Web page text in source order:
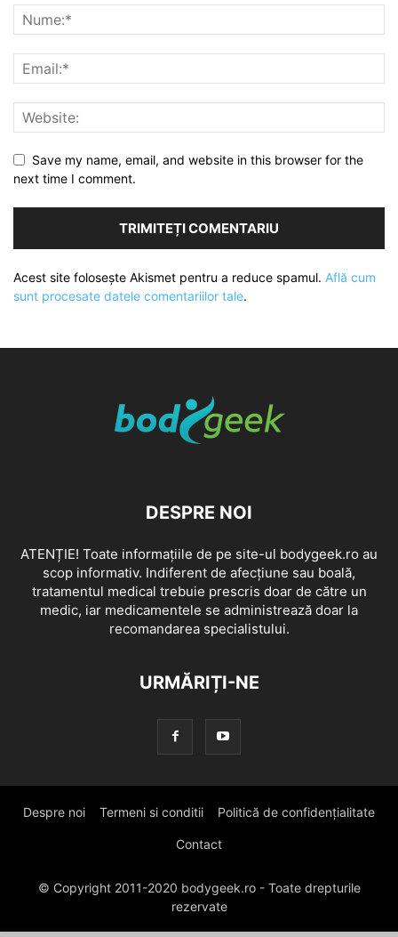
Save my name, email, and website in this browser for the
next time I comment.
Acest site folosește Akismet pentru a reduce spamul. Află cum
sunt procesate datele comentariilor tale.
DESPRE NOI
ATENȚIE! Toate informațiile de pe site-ul bodygeek.ro au
scop informativ. Indiferent de afecțiune sau boală,
tratamentul medical trebuie prescris doar de către un
medic, iar medicamentele se administrează doar la
recomandarea specialistului.
URMĂRIȚI-NE
Despre noi Termeni si conditii Politică de confidențialitate
Contact
© Copyright 2011-2020 bodygeek.ro - Toate drepturile
rezervate